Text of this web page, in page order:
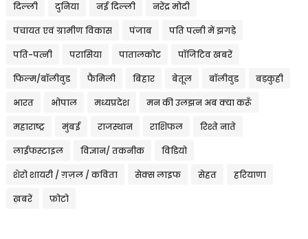
दिल्ली दुनिया नई दिल्ली नरेंद्र मोदी
पंचायत एवं ग्रामीण विकास पंजाब पति पत्नी में झगड़े
पति-पत्नी परासिया पातालकोट पॉजिटिव खबरें
फिल्म/बॉलीवुड फैमिली बिहार बेतूल बॉलीवुड बड़कुही
भारत भोपाल मध्यप्रदेश मन की उलझन अब क्या करूँ
महाराष्ट्र मुंबई राजस्थान राशिफल रिश्ते नाते
लाईफस्टाइल विज्ञान/ तकनीक विडियो
शेरो शायरी / ग़ज़ल / कविता सेक्स लाइफ सेहत हरियाणा
ख़बरें फ़ोटो